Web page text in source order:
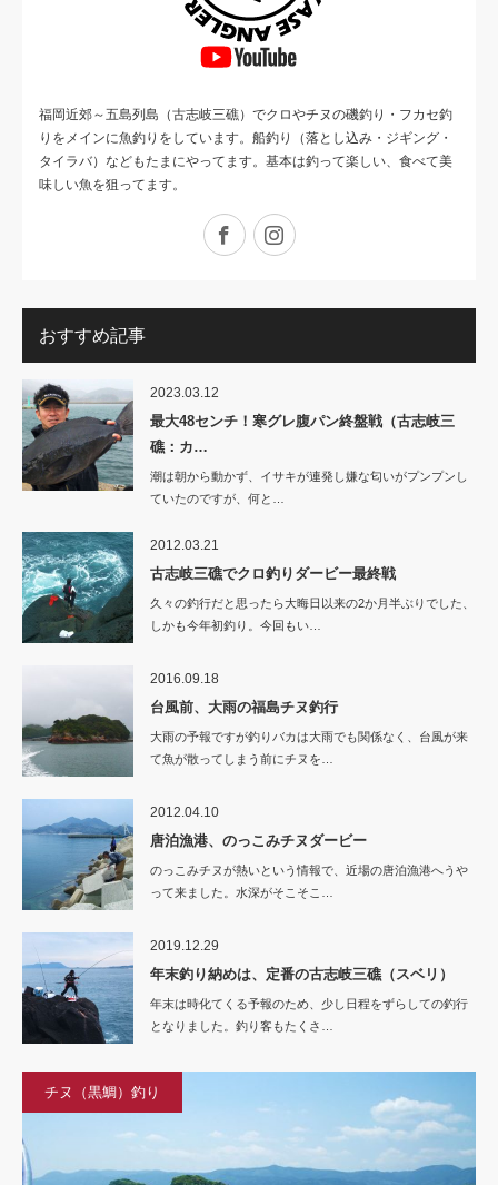
福岡近郊～五島列島（古志岐三礁）でクロやチヌの磯釣り・フカセ釣
りをメインに魚釣りをしています。船釣り（落とし込み・ジギング・
タイラバ）などもたまにやってます。基本は釣って楽しい、食べて美
味しい魚を狙ってます。
FacebookInstagram
おすすめ記事
2023.03.12
最大48センチ！寒グレ腹パン終盤戦（古志岐三
礁：カ…
潮は朝から動かず、イサキが連発し嫌な匂いがプンプンし
ていたのですが、何と…
2012.03.21
古志岐三礁でクロ釣りダービー最終戦
久々の釣行だと思ったら大晦日以来の2か月半ぶりでした、
しかも今年初釣り。今回もい…
2016.09.18
台風前、大雨の福島チヌ釣行
大雨の予報ですが釣りバカは大雨でも関係なく、台風が来
て魚が散ってしまう前にチヌを…
2012.04.10
唐泊漁港、のっこみチヌダービー
のっこみチヌが熱いという情報で、近場の唐泊漁港へうや
って来ました。水深がそこそこ…
2019.12.29
年末釣り納めは、定番の古志岐三礁（スベリ）
年末は時化てくる予報のため、少し日程をずらしての釣行
となりました。釣り客もたくさ…
チヌ（黒鯛）釣り